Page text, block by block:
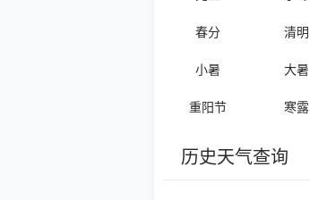
春分 清明
小暑 大暑
重阳节 寒露
历史天气查询